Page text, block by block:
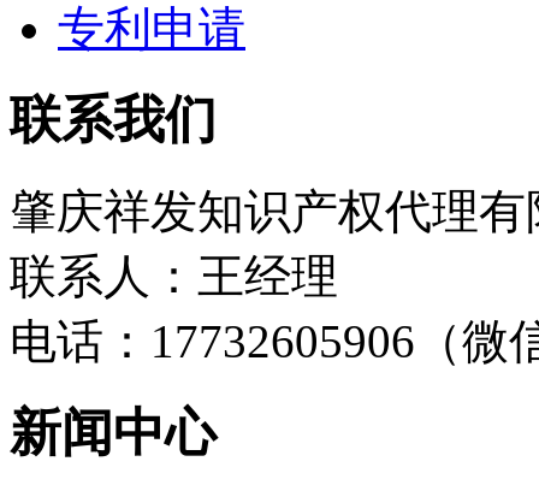
专利申请
联系我们
肇庆祥发知识产权代理有
联系人：王经理
电话：17732605906（微
新闻中心